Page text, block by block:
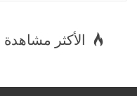
الأكثر مشاهدة